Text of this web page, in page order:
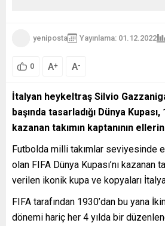
yeniposta Yayınlama: 01.12.2022
0 A+ A-
İtalyan heykeltraş Silvio
başında tasarladığı Dünya
kazanan takımın kaptanının
Futbolda milli takımlar seviyesinde
olan FIFA Dünya Kupası’nı kazanan
verilen ikonik kupa ve kopyaları
FIFA tarafından 1930’dan bu yana
dönemi hariç her 4 yılda bir